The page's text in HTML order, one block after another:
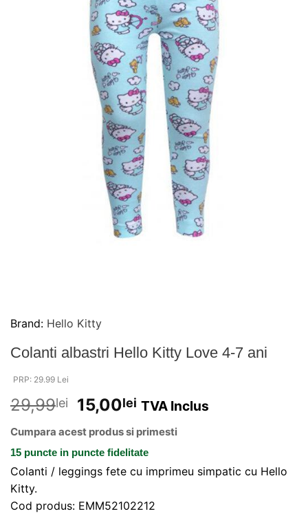
Brand: Hello Kitty
Colanti albastri Hello Kitty Love 4-7 ani
PRP: 29.99 Lei
29,99lei 15,00lei TVA Inclus
Cumpara acest produs si primesti
15 puncte in puncte fidelitate
Colanti / leggings fete cu imprimeu simpatic cu Hello
Kitty.
Cod produs: EMM52102212